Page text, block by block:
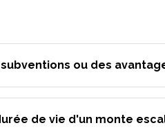
ou des
de vie d'un monte